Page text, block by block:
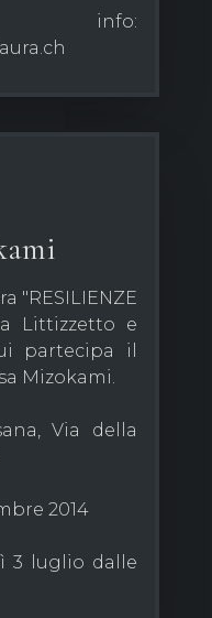
"RESILIENZE
Littizzetto e
partecipa il
Mizokami.
Via della
2014
3 luglio dalle